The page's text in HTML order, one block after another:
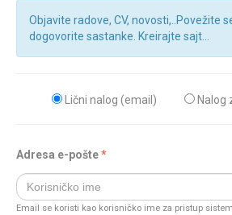
Objavite radove, CV, novosti,..Povežite
dogovorite sastanke. Kreirajte sajt...
Lični nalog (email) Nalog
Adresa e-pošte
Email se koristi kao korisničko ime za pristup